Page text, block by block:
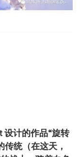
设计的作品“旋转
传统（在这天，